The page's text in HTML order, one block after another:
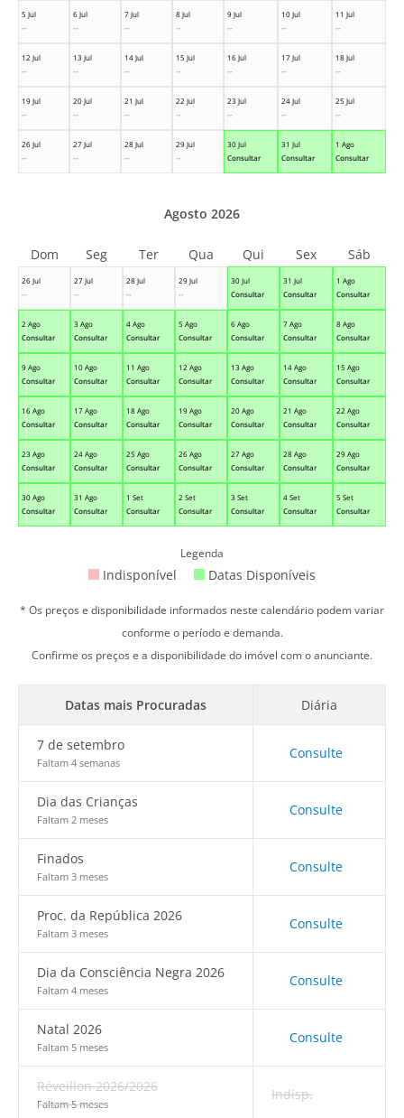
5 Jul
--
6 Jul
--
7 Jul
--
8 Jul
--
9 Jul
--
10 Jul
--
11 Jul
--
12 Jul
--
13 Jul
--
14 Jul
--
15 Jul
--
16 Jul
--
17 Jul
--
18 Jul
--
19 Jul
--
20 Jul
--
21 Jul
--
22 Jul
--
23 Jul
--
24 Jul
--
25 Jul
--
26 Jul
--
27 Jul
--
28 Jul
--
29 Jul
--
30 Jul
Consultar
31 Jul
Consultar
1 Ago
Consultar
26 Jul
--
27 Jul
--
28 Jul
--
29 Jul
--
30 Jul
Consultar
31 Jul
Consultar
1 Ago
Consultar
2 Ago
Consultar
3 Ago
Consultar
4 Ago
Consultar
5 Ago
Consultar
6 Ago
Consultar
7 Ago
Consultar
8 Ago
Consultar
9 Ago
Consultar
10 Ago
Consultar
11 Ago
Consultar
12 Ago
Consultar
13 Ago
Consultar
14 Ago
Consultar
15 Ago
Consultar
16 Ago
Consultar
17 Ago
Consultar
18 Ago
Consultar
19 Ago
Consultar
20 Ago
Consultar
21 Ago
Consultar
22 Ago
Consultar
23 Ago
Consultar
24 Ago
Consultar
25 Ago
Consultar
26 Ago
Consultar
27 Ago
Consultar
28 Ago
Consultar
29 Ago
Consultar
30 Ago
Consultar
31 Ago
Consultar
1 Set
Consultar
2 Set
Consultar
3 Set
Consultar
4 Set
Consultar
5 Set
Consultar
Agosto 2026
Dom Seg Ter Qua Qui Sex Sáb
Legenda
Indisponível Datas Disponíveis
* Os preços e disponibilidade informados neste calendário podem variar
conforme o período e demanda.
Confirme os preços e a disponibilidade do imóvel com o anunciante.
Datas mais Procuradas Diária
7 de setembro
Faltam 4 semanas
Consulte
Dia das Crianças
Faltam 2 meses
Consulte
Finados
Faltam 3 meses
Consulte
Proc. da República 2026
Faltam 3 meses
Consulte
Dia da Consciência Negra 2026
Faltam 4 meses
Consulte
Natal 2026
Faltam 5 meses
Consulte
Réveillon 2026/2026
Faltam 5 meses
Indisp.